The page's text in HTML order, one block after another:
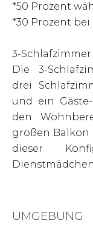
*50 Prozent
*30 Prozent
3-
Die 3-
drei
und ein
den
großen Balkon
dieser
UMGEBUNG